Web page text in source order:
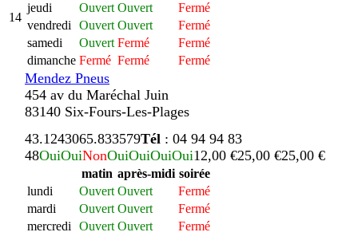
14
jeudi
Ouvert Ouvert
Fermé
vendredi
Ouvert Ouvert
Fermé
samedi
Ouvert Fermé
Fermé
dimanche Fermé Fermé Fermé
Mendez Pneus
454 av du Maréchal Juin
83140 Six-Fours-Les-Plages
43.1243065.833579Tél : 04 94 94 83
48OuiOuiNonOuiOuiOuiOui12,00 €25,00 €25,00 €
matin après-midi soirée
lundi
Ouvert Ouvert
Fermé
mardi
Ouvert Ouvert
Fermé
mercredi
Ouvert Ouvert
Fermé